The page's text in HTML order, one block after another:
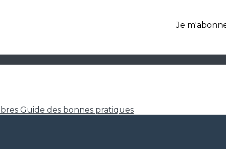
Je
Guide des bonnes pratiques